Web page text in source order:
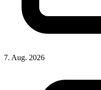
7. Aug. 2026